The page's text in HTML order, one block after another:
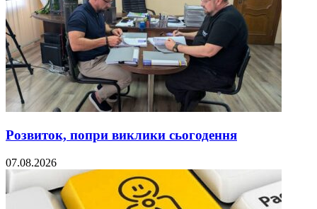
Розвиток, попри виклики сьогодення
07.08.2026